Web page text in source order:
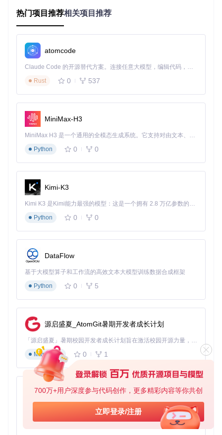
700万+用户深度参与代码创作，更多精彩内容等你共创
立即登录/注册
程序"
勾选"包括子文件夹"，点击"下一步"完成安装
✅ 验证步骤：安装完成后，在设备属性的"驱动程序"选项卡中
查看"数字签名程序"是否显示有效签名，重启电脑后测试设备
通信功能。
⚠️重要警告：安装未经数字签名的驱动可能导致系统不稳定或
安全风险，建议仅从官方渠道获取驱动程序。
如何评估替代方案：功能矩阵对比
特性 官方驱动
系统支持
特定版本 多版本兼容
全版本支持
数字签名
自动更新
支持
硬件兼容性
有限 广泛
广泛
技术支持
官方
💡 专家提示：对于需要长期稳定使用的专业用户，建议优先选
择官方驱动；而对于多设备多系统环境，第三方驱动工具可能
是更高效的选择。
按下Win+R键，输入"sysdm.cpl"打开系统属性
切换到"系统保护"选项卡，选择系统所在的磁盘
点击"配置"，选择"启用系统保护"，设置磁盘空间使用量
点击"创建"，输入还原点名称（如"USB驱动正常工作
点"），点击"创建"
驱动签名验证
按下Win+R键，输入"gpedit.msc"打开组策略编辑器
导航至"计算机配置→管理模板→系统→驱动程序安装"
在"选项"中选择"阻止未签名的驱动程序"，点击"确定"
热门项目推荐相关项目推荐
atomcode
Claude Code 的开源替代方案。连接任意大模型，编辑代码，运行命令，自动验证 — 全自动执行。用 Rust 构建，极致性能。 ｜ An open-source alternative to Claude Code. Connect any LLM, edit code, run commands, and verify changes — autonomously. Built in Rust for speed. Get Started
Rust
0 537
MiniMax-H3
MiniMax H3 是一个通用的全模态生成系统。它支持对由文本、图像、视频和音频组成的多模态上下文进行统一理解，并能生成分辨率高达 2K、时长可达 15 秒的带原生立体声音频的视频。得益于面向任务泛化的系统设计，H3 在预训练阶段就已具备广泛的多模态上下文理解与生成能力，能够出色地执行复杂的多模态指令。
Python
0 0
Kimi-K3
Kimi K3 是Kimi能力最强的模型：这是一个拥有 2.8 万亿参数的混合专家（MoE）模型，具备原生视觉理解能力，并支持 100 万 token 的上下文窗口。
Python
0 0
DataFlow
基于大模型算子和工作流的高效文本大模型训练数据合成框架
Python
0 5
源启盛夏_AtomGit暑期开发者成长计划
「源启盛夏」暑期校园开发者成长计划旨在激活校园开源力量，通过积分激励、认证扶持、资源倾斜等形式，引导高校组织和开发者完成「入驻 — 建项目 — 做贡献 — 获认证 — 得资源」的完整闭环。无论你是想带领社团入驻平台的组织者，还是希望用代码贡献证明自己的开发者，都能在这里找到属于你的成长路径。
Markdown
0 1
py-xiaozhi
基于Python的Xiaozhi AI，适用于想要完整Xiaozhi体验而无需拥有专用硬件的用户。
Python
0 1